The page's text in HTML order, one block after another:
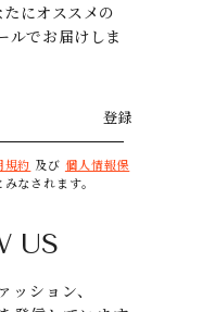
にオススメの
ルでお届けしま
登録
規約 及び 個人情報保
なされます。
US
ッション、